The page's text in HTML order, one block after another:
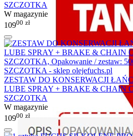
SZCZOTKA
W magazynie
10900 zł
ZESTAW DO KONSERWACJI
LUBE SPRAY + BRAKE & CHAIN
SZCZOTKA
W magazynie
10900 zł